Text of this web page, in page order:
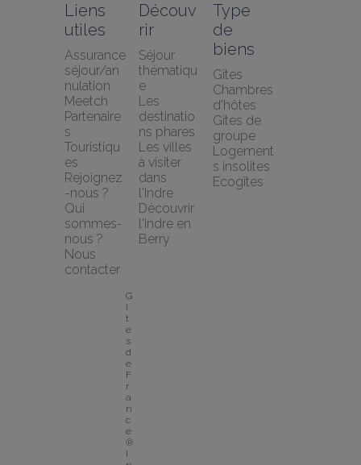
Liens
utiles
Assurance
séjour/an
nulation
Meetch
Partenaire
s
Touristiqu
es
Rejoignez
-nous ?
Qui
sommes-
nous ?
Nous
contacter
Découv
rir
Séjour
thématiqu
e
Les
destinatio
ns phares
Les villes
à visiter
dans
l'Indre
Découvrir
l'Indre en
Berry
Type
de
biens
Gîtes
Chambres
d'hôtes
Gîtes de
groupe
Logement
s insolites
Ecogîtes
G
î
t
e
s
d
e
F
r
a
n
c
e
®
I